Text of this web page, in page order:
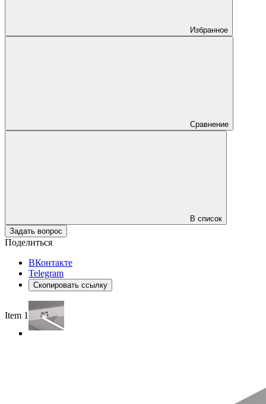
Избранное
Сравнение
В список
Задать вопрос
Поделиться
ВКонтакте
Telegram
Скопировать ссылку
Item 1 of 3